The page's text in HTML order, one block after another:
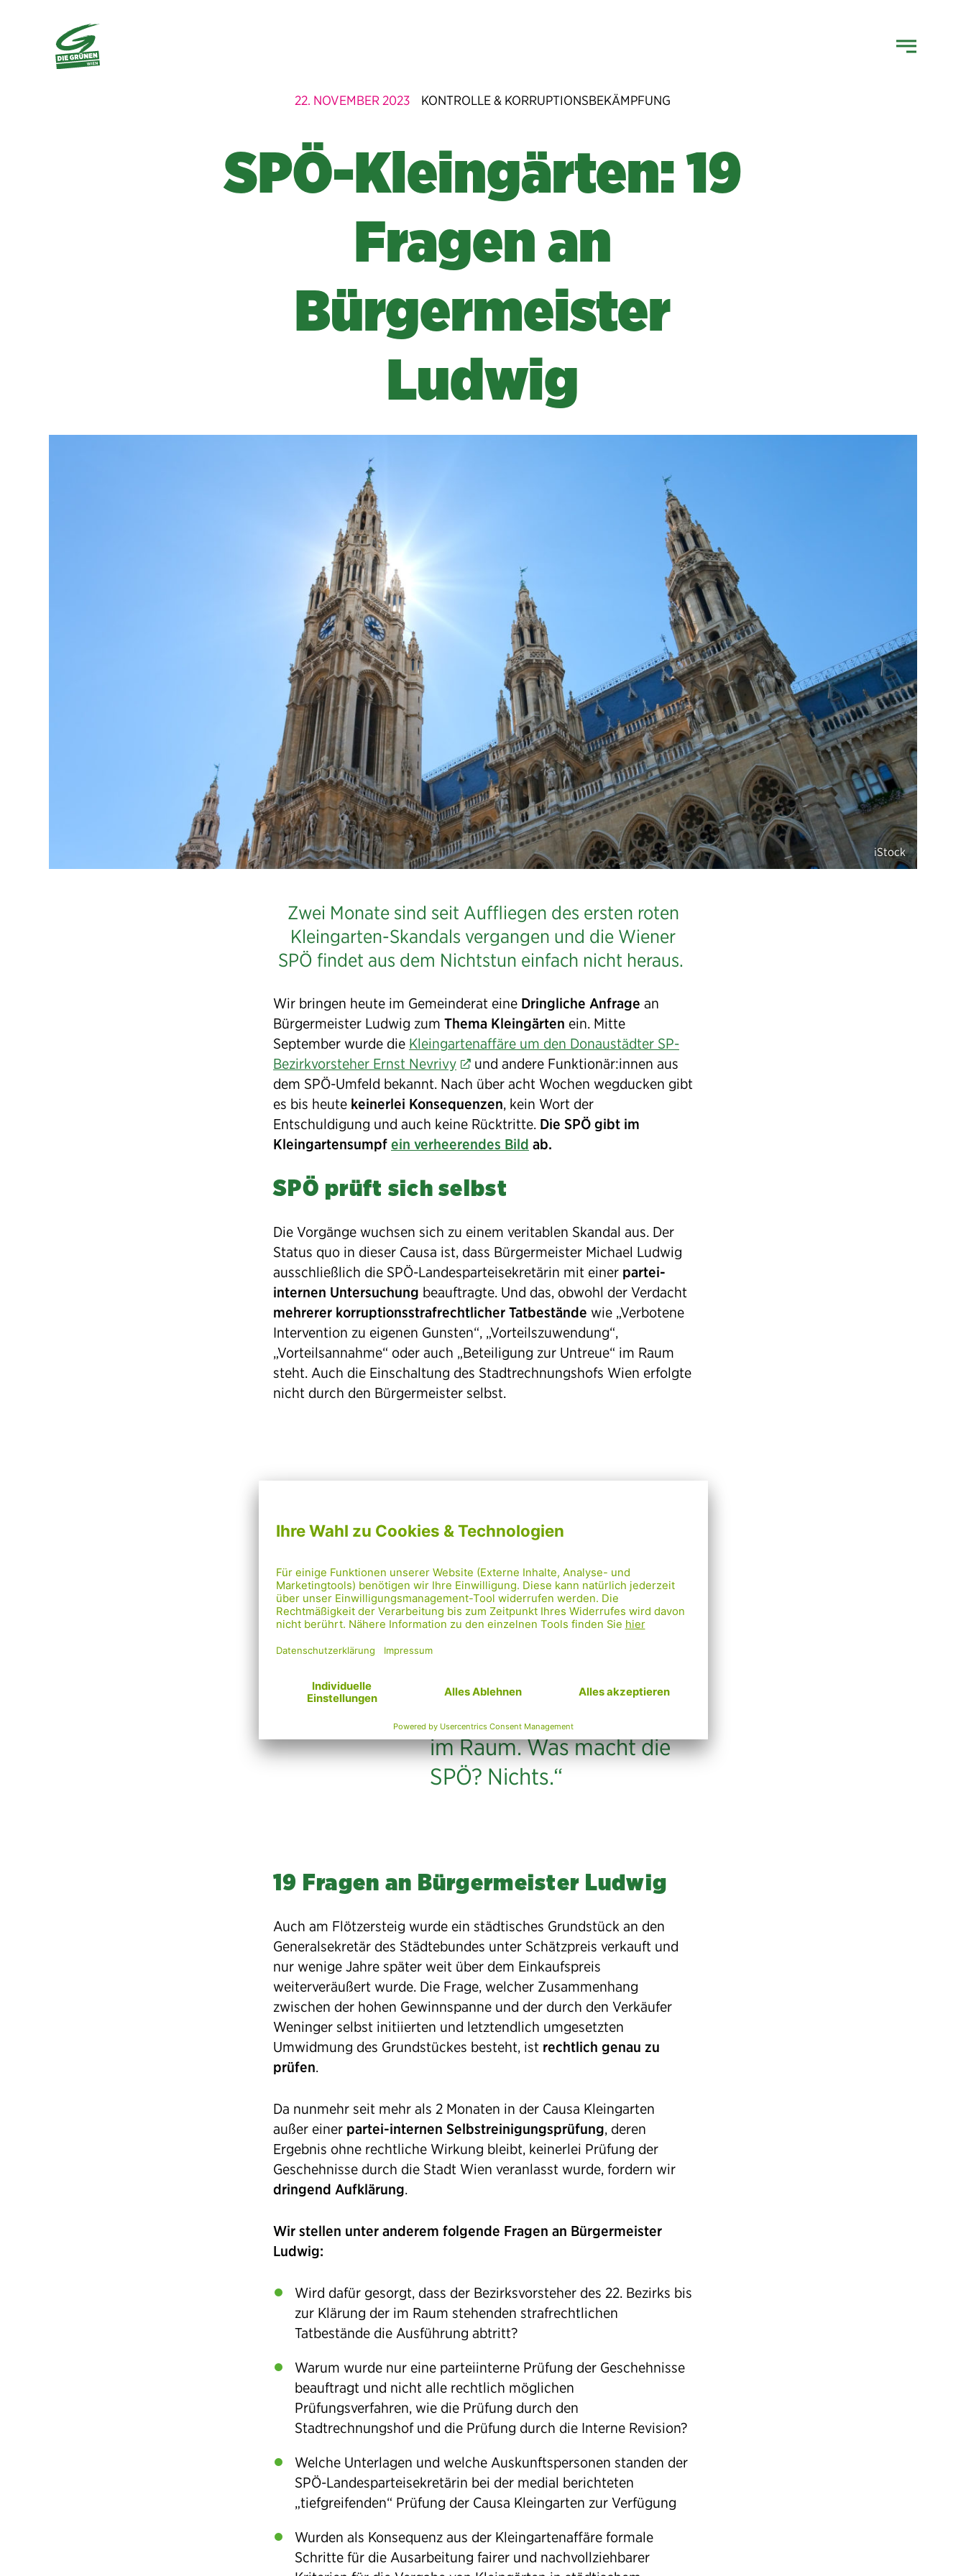
22. NOVEMBER 2023 KONTROLLE & KORRUPTIONSBEKÄMPFUNG
SPÖ-Kleingärten: 19
Fragen an
Bürgermeister
Ludwig
Kleingärten:
Fragen
Bürgermeister
Ludwig
Zwei Monate sind seit Auffliegen des ersten roten
Kleingarten-Skandals vergangen und die Wiener
SPÖ findet aus dem Nichtstun einfach nicht heraus.
Wir bringen heute im Gemeinderat eine Dringliche Anfrage an
Bürgermeister Ludwig zum Thema Kleingärten ein. Mitte
September wurde die Kleingartenaffäre um den Donaustädter SP-
Bezirkvorsteher Ernst Nevrivy
und andere Funktionär:innen aus
dem SPÖ-Umfeld bekannt. Nach über acht Wochen wegducken gibt
es bis heute keinerlei Konsequenzen, kein Wort der
Entschuldigung und auch keine Rücktritte. Die SPÖ gibt im
Kleingartensumpf ein verheerendes Bild ab.
SPÖ prüft sich selbst
Die Vorgänge wuchsen sich zu einem veritablen Skandal aus. Der
Status quo in dieser Causa ist, dass Bürgermeister Michael Ludwig
ausschließlich die SPÖ-Landesparteisekretärin mit einer partei-
internen Untersuchung beauftragte. Und das, obwohl der Verdacht
mehrerer korruptionsstrafrechtlicher Tatbestände wie „Verbotene
Intervention zu eigenen Gunsten“, „Vorteilszuwendung“,
„Vorteilsannahme“ oder auch „Beteiligung zur Untreue“ im Raum
steht. Auch die Einschaltung des Stadtrechnungshofs Wien erfolgte
nicht durch den Bürgermeister selbst.
SPÖ selbst kam wenig
überraschend nichts
heraus, Konsequenzen gab
es Null. Die SPÖ spricht
sich selbst frei. Im Fall
Nevrivy steht immerhin der
Verdacht der Korruption
im Raum. Was macht die
SPÖ? Nichts.“
David Ellensohn
Sprecher für Soziales,
Antikorruption
19 Fragen an Bürgermeister Ludwig
Auch am Flötzersteig wurde ein städtisches Grundstück an den
Generalsekretär des Städtebundes unter Schätzpreis verkauft und
nur wenige Jahre später weit über dem Einkaufspreis
weiterveräußert wurde. Die Frage, welcher Zusammenhang
zwischen der hohen Gewinnspanne und der durch den Verkäufer
Weninger selbst initiierten und letztendlich umgesetzten
Umwidmung des Grundstückes besteht, ist rechtlich genau zu
prüfen.
Da nunmehr seit mehr als 2 Monaten in der Causa Kleingarten
außer einer partei-internen Selbstreinigungsprüfung, deren
Ergebnis ohne rechtliche Wirkung bleibt, keinerlei Prüfung der
Geschehnisse durch die Stadt Wien veranlasst wurde, fordern wir
dringend Aufklärung.
Wir stellen unter anderem folgende Fragen an Bürgermeister
Ludwig:
Wird dafür gesorgt, dass der Bezirksvorsteher des 22. Bezirks bis
zur Klärung der im Raum stehenden strafrechtlichen
Tatbestände die Ausführung abtritt?
Warum wurde nur eine parteiinterne Prüfung der Geschehnisse
beauftragt und nicht alle rechtlich möglichen
Prüfungsverfahren, wie die Prüfung durch den
Stadtrechnungshof und die Prüfung durch die Interne Revision?
Welche Unterlagen und welche Auskunftspersonen standen der
SPÖ-Landesparteisekretärin bei der medial berichteten
„tiefgreifenden“ Prüfung der Causa Kleingarten zur Verfügung
Wurden als Konsequenz aus der Kleingartenaffäre formale
Schritte für die Ausarbeitung fairer und nachvollziehbarer